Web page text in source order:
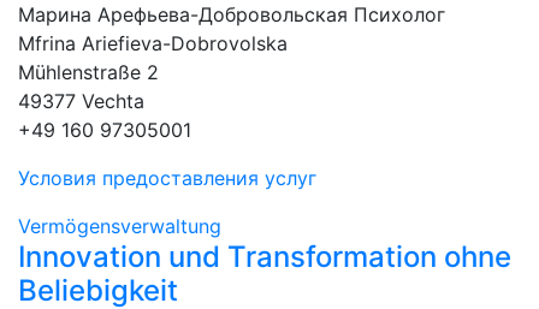
Марина Арефьева-Добровольская Психолог
Mfrina Ariefieva-Dobrovolska
Mühlenstraße 2
49377 Vechta
+49 160 97305001
Условия предоставления услуг
Vermögensverwaltung
Innovation und Transformation ohne
Beliebigkeit